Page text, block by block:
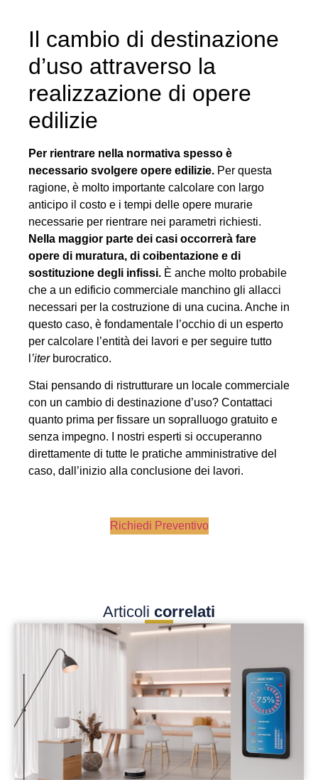
Il cambio di destinazione
d’uso attraverso la
realizzazione di opere
edilizie
Per rientrare nella normativa spesso è
necessario svolgere opere edilizie. Per questa
ragione, è molto importante calcolare con largo
anticipo il costo e i tempi delle opere murarie
necessarie per rientrare nei parametri richiesti.
Nella maggior parte dei casi occorrerà fare
opere di muratura, di coibentazione e di
sostituzione degli infissi. È anche molto probabile
che a un edificio commerciale manchino gli allacci
necessari per la costruzione di una cucina. Anche in
questo caso, è fondamentale l’occhio di un esperto
per calcolare l’entità dei lavori e per seguire tutto
’iterburocratico.
Stai pensando di ristrutturare un locale commerciale
con un cambio di destinazione d’uso? Contattaci
quanto prima per fissare un sopralluogo gratuito e
senza impegno. I nostri esperti si occuperanno
direttamente di tutte le pratiche amministrative del
caso, dall’inizio alla conclusione dei lavori.
Richiedi Preventivo
Articoli correlati